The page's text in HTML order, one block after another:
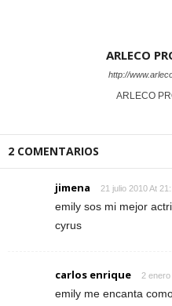
ARLECO
http://
ARLECO
2 COMENTARIOS
jimena 21 julio 2010 At
emily sos mi mejor
cyrus
carlos enrique 2 enero
emily me encanta